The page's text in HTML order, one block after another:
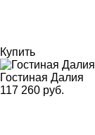
Купить
Гостиная Далия
117 260 руб.